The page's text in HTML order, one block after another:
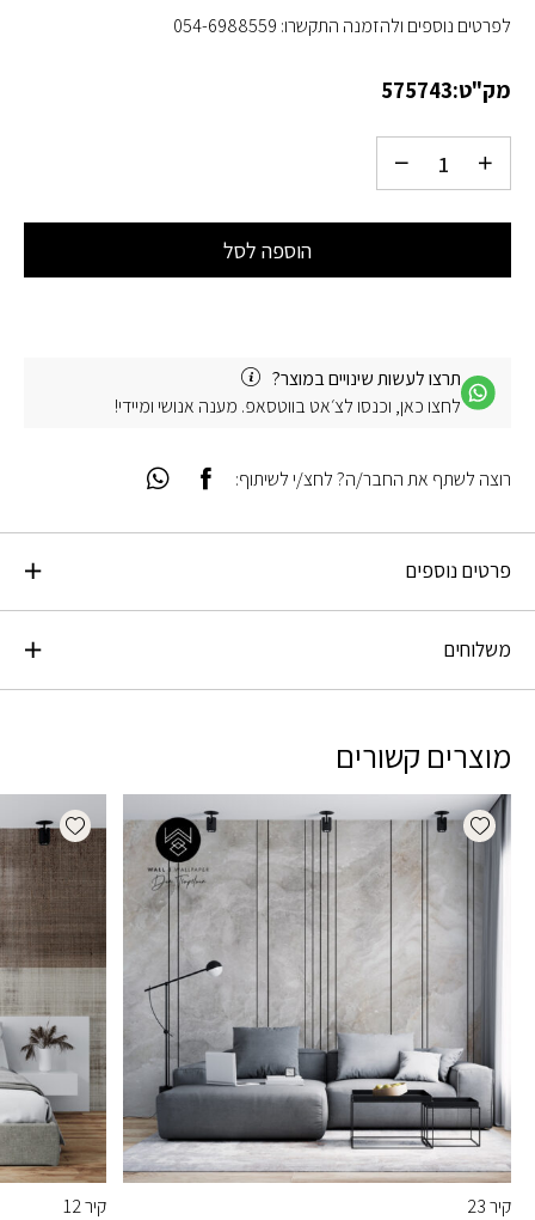
לפרטים נוספים ולהזמנה התקשרו: 054-6988559
מק"ט:575743
הוספה לסל
תרצו לעשות שינויים במוצר?
לחצו כאן, וכנסו לצ׳אט בווטסאפ. מענה אנושי ומיידי!
פרטים נוספים
משלוחים
רוצה לשתף את החבר/ה? לחצ/י לשיתוף:
מוצרים קשורים
Add wishlist
קיר 23
wishlist
קיר 12